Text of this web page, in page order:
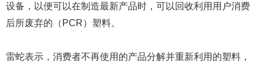
设备，以便可以在制造最新产品时，可以回收利用用户消费
后所废弃的（PCR）塑料。
雷蛇表示，消费者不再使用的产品分解并重新利用的塑料，